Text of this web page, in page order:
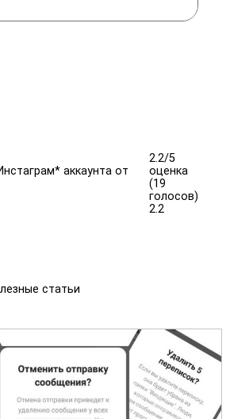
аккаунта от
2.2/5
оценка
(19
голосов)
2.2
статьи